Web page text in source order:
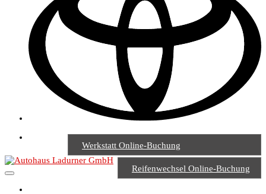
Werkstatt Online-Buchung
Reifenwechsel Online-Buchung